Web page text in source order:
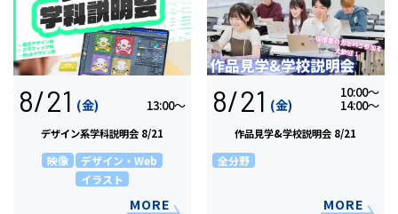
8/21 (金) 13:00〜
デザイン系学科説明会 8/21
映像
デザイン・Web
イラスト
MORE
8/21 (金)
10:00〜
14:00〜
作品見学&学校説明会 8/21
全分野
MORE